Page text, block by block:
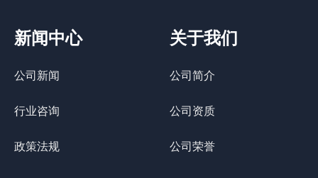
公司简介
公司资质
公司荣誉
关于我们
公司新闻
行业咨询
政策法规
新闻中心